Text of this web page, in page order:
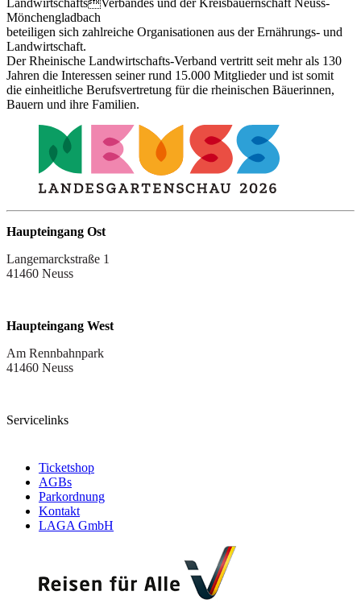
Mönchengladbach
beteiligen sich zahlreiche Organisationen aus der Ernährungs- und
Landwirtschaft.
Der Rheinische Landwirtschafts-Verband vertritt seit mehr als 130
Jahren die Interessen seiner rund 15.000 Mitglieder und ist somit
die einheitliche Berufsvertretung für die rheinischen Bäuerinnen,
Bauern und ihre Familien.
Haupteingang Ost
Langemarckstraße 1
41460 Neuss
Haupteingang West
Am Rennbahnpark
41460 Neuss
Servicelinks
Ticketshop
AGBs
Parkordnung
Kontakt
LAGA GmbH